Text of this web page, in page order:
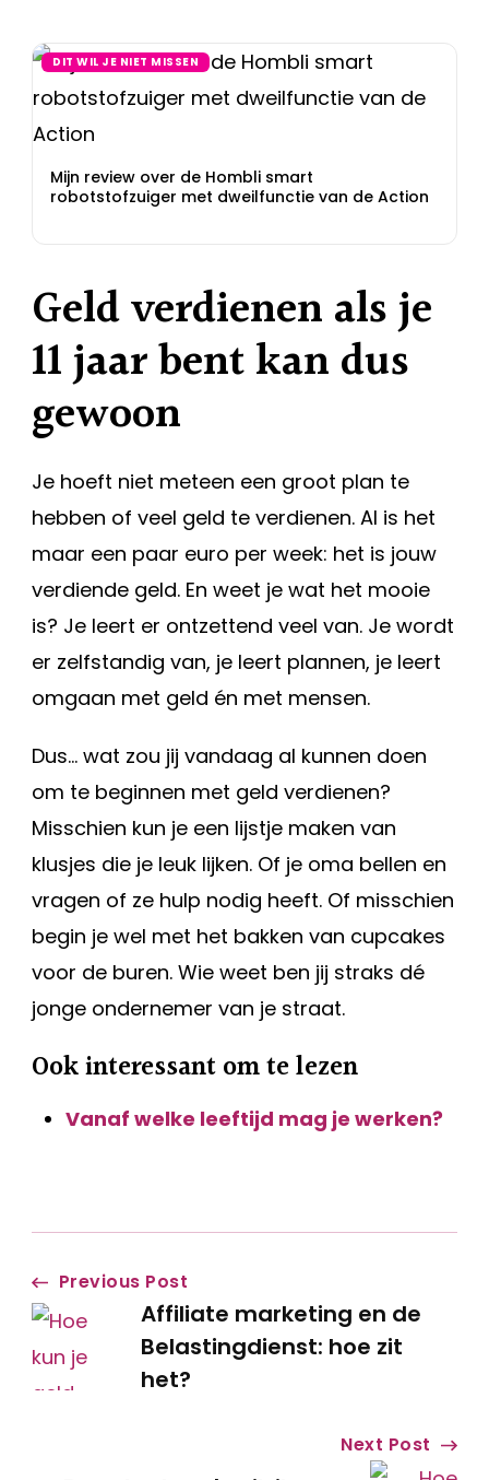
DIT WIL JE NIET MISSEN
Mijn review over de Hombli smart
robotstofzuiger met dweilfunctie van de Action
Geld verdienen als je
11 jaar bent kan dus
gewoon
Je hoeft niet meteen een groot plan te
hebben of veel geld te verdienen. Al is het
maar een paar euro per week: het is jouw
verdiende geld. En weet je wat het mooie
is? Je leert er ontzettend veel van. Je wordt
er zelfstandig van, je leert plannen, je leert
omgaan met geld én met mensen.
Dus… wat zou jij vandaag al kunnen doen
om te beginnen met geld verdienen?
Misschien kun je een lijstje maken van
klusjes die je leuk lijken. Of je oma bellen en
vragen of ze hulp nodig heeft. Of misschien
begin je wel met het bakken van cupcakes
voor de buren. Wie weet ben jij straks dé
jonge ondernemer van je straat.
Ook interessant om te lezen
Vanaf welke leeftijd mag je werken?
Post
Navigation
Previous Post
Affiliate marketing en de
Belastingdienst: hoe zit
het?
Next Post